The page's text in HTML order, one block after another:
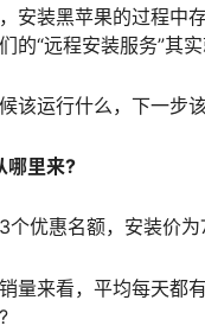
安装黑苹果的过程中
的“远程安装服务”其
该运行什么，下一步
里来?
优惠名额，安装价
量来看，平均每天都